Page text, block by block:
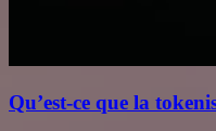
Qu’est‑ce que la